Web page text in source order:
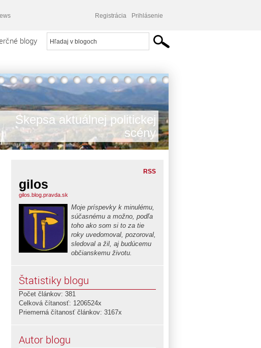
Registrácia Prihlásenie
blogy
Skepsa aktuálnej politickej
scény
RSS
gilos
gilos.blog.pravda.sk
Moje príspevky k minulému,
súčasnému a možno, podľa
toho ako som si to za tie
roky uvedomoval, pozoroval,
sledoval a žil, aj budúcemu
občianskemu životu.
Štatistiky blogu
Počet článkov: 381
Celková čítanosť: 1206524x
Priemerná čítanosť článkov: 3167x
Autor blogu